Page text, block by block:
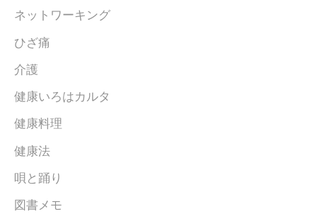
ネットワーキング
ひざ痛
介護
健康いろはカルタ
健康料理
健康法
唄と踊り
図書メモ